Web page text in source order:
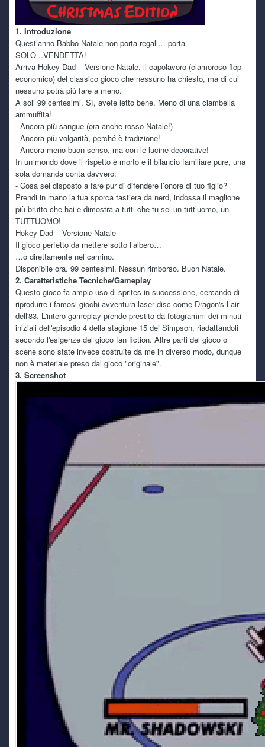
kaine
ho retto sino a dicembre e mi son detto provo a metterci
pure linux in dualboot per vedere se mi da gli stessi
problemi
kaine 7 July 6:02 PM
è da ottobre scorso in realtà! sarà una coincidenza ma
dopo l'ultimo update per la fine del supporto a windows 10
ha iniziato a darmi inizialmente schermate nere, per poi
arrivare a spegnimenti improvvisi
TecnoNinja
@kaine
sempre a lottare con il pc? questo caldo sta
mietendo vittime anche tra i vari hardware. Anch'io sto
tenendo spenta la Serie X e mi dedico ad Alcyone
kaine 5 July 6:16 PM
technuzzooooooooo o/
kaine
troppe spese raghi troppe spese tra il 2025 ed il 2026 e
tutta roba inattesa di cui avrei fatto a menoXD
kaine 5 July 6:14 PM
Tutta colpa dei nipotini che sbucano come funghi (di cui
una a fine mese
) e macchine che fanno le bizze!
kaine 5 July 6:12 PM
per via del boom dell'IA i prezzi son saliti alle stelle, quindi
ho fanno una super offerta verso agosto o sarò costretto ad
attendere ancora un po prima di acquistarne uno nuovo
5 July 6:10 PM
io pure volendo non posso ç__ç il mio pc è mezzo morto e
si spegne a random su winzoz, inspiegabilmente su linux
per le cose basilari come navigare su internet, vedere film
ecc ecc regge, ma se provo a fare qualcosa di più
complicato si frizza, stando a quel che ho letto tra i vari
errori che ho trovato su entrambi i sistemi operativi, la
scheda madre del portatile dovrebbe essere fritta!
Ghost Rider
@Ryoku scaricato anche io, per la conservazione XDDD
uno di questi pomeriggi dopo il lavoro lo provo
@TecnoNinja
3 July 7:40 AM
Se siete curiosi di provarla sono 5 minuti scarsi di
gameplay. Sempre meglio che lasciarla su un disco
tecnologicamente arretrato.
Ryoku 3 July 7:39 AM
Mai caricate demo in vita mia, aspettavo sempre di
proporre qualcosa di concluso, ma a sto giro:https://www.i
ndiexpo.net/it/games/deep-darkness-2
1. Introduzione
Quest’anno Babbo Natale non porta regali… porta
SOLO...VENDETTA!
Arriva Hokey Dad – Versione Natale, il capolavoro (clamoroso flop
economico) del classico gioco che nessuno ha chiesto, ma di cui
nessuno potrà più fare a meno.
A soli 99 centesimi. Sì, avete letto bene. Meno di una ciambella
ammuffita!
- Ancora più sangue (ora anche rosso Natale!)
- Ancora più volgarità, perché è tradizione!
- Ancora meno buon senso, ma con le lucine decorative!
In un mondo dove il rispetto è morto e il bilancio familiare pure, una
sola domanda conta davvero:
- Cosa sei disposto a fare pur di difendere l’onore di tuo figlio?
Prendi in mano la tua sporca tastiera da nerd, indossa il maglione
più brutto che hai e dimostra a tutti che tu sei un tutt’uomo, un
TUTTUOMO!
Hokey Dad – Versione Natale
Il gioco perfetto da mettere sotto l’albero…
…o direttamente nel camino.
Disponibile ora. 99 centesimi. Nessun rimborso. Buon Natale.
2. Caratteristiche Tecniche/Gameplay
Questo gioco fa ampio uso di sprites in successione, cercando di
riprodurre i famosi giochi avventura laser disc come Dragon's Lair
dell'83. L'intero gameplay prende prestito da fotogrammi dei minuti
iniziali dell'episodio 4 della stagione 15 dei Simpson, riadattandoli
secondo l'esigenze del gioco fan fiction. Altre parti del gioco o
scene sono state invece costruite da me in diverso modo, dunque
non è materiale preso dal gioco "originale".
3. Screenshot